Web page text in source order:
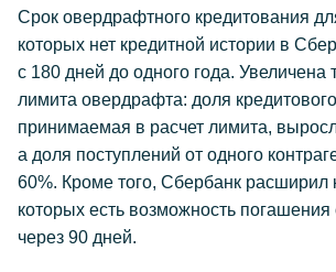
Срок овердрафтного кредитования
которых нет кредитной истории в
с 180 дней до одного года. Увеличена
лимита овердрафта: доля
принимаемая в расчет лимита,
а доля поступлений от одного
60%. Кроме того, Сбербанк расширил
которых есть возможность
через 90 дней.